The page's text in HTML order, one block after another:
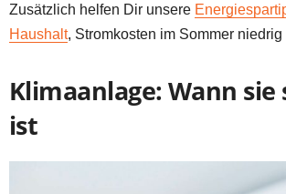
Zusätzlich helfen Dir unsere
Haushalt, Stromkosten im Sommer niedrig
Klimaanlage: Wann
ist